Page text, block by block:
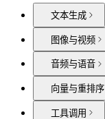
文本生成
图像与视频
音频与语音
向量与重排序
工具调用